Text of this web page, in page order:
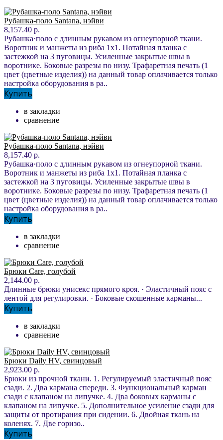
Рубашка-поло Santana, нэйви
8,157.40 р.
Рубашка·поло с длинным рукавом из огнеупорной ткани.
Воротник и манжеты из риба 1x1. Потайная планка с
застежкой на 3 пуговицы. Усиленные закрытые швы в
воротнике. Боковые разрезы по низу. Трафаретная печать (1
цвет (цветные изделия)) на данный товар оплачивается только
настройка оборудования в ра..
Купить
в закладки
сравнение
Рубашка-поло Santana, нэйви
8,157.40 р.
Рубашка·поло с длинным рукавом из огнеупорной ткани.
Воротник и манжеты из риба 1x1. Потайная планка с
застежкой на 3 пуговицы. Усиленные закрытые швы в
воротнике. Боковые разрезы по низу. Трафаретная печать (1
цвет (цветные изделия)) на данный товар оплачивается только
настройка оборудования в ра..
Купить
в закладки
сравнение
Брюки Care, голубой
2,144.00 р.
Длинные брюки унисекс прямого кроя. · Эластичный пояс с
лентой для регулировки. · Боковые скошенные карманы...
Купить
в закладки
сравнение
Брюки Daily HV, свинцовый
2,923.00 р.
Брюки из прочной ткани. 1. Регулируемый эластичный пояс
сзади. 2. Два кармана спереди. 3. Функциональный карман
сзади с клапаном на липучке. 4. Два боковых карманы с
клапаном на липучке. 5. Дополнительное усиление сзади для
защиты от протирания при сидении. 6. Двойная ткань на
коленях. 7. Две горизо..
Купить